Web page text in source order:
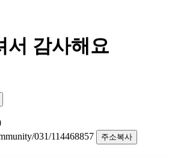
서 감사해요
031/114468857
주소복사